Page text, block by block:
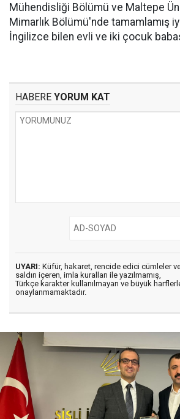
Mühendisliği Bölümü ve Maltepe
Mimarlık Bölümü'nde tamamlamış
İngilizce bilen evli ve iki çocuk
HABERE YORUM KAT
UYARI: Küfür, hakaret, rencide edici cümleler
saldırı içeren, imla kuralları ile yazılmamış,
Türkçe karakter kullanılmayan ve büyük
onaylanmamaktadır.